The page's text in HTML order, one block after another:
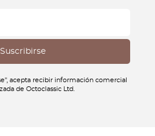
acepta recibir información comercial
de Octoclassic Ltd.